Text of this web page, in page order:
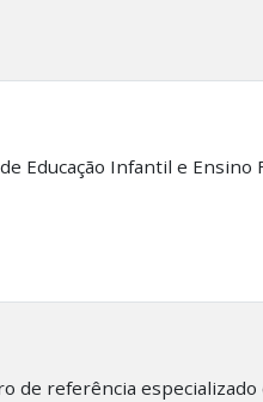
Educação Infantil e
de referência